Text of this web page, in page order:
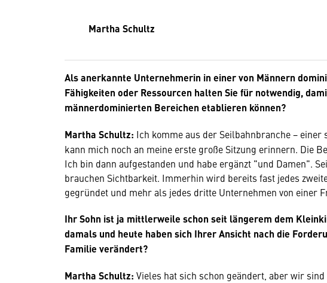
Martha Schultz
Als anerkannte Unternehmerin in einer von Männern
Fähigkeiten oder Ressourcen halten Sie für notwendig,
männerdominierten Bereichen etablieren können?
Martha Schultz: Ich komme aus der Seilbahnbranche −
kann mich noch an meine erste große Sitzung erinnern. Die
Ich bin dann aufgestanden und habe ergänzt "und Damen".
brauchen Sichtbarkeit. Immerhin wird bereits fast jedes
gegründet und mehr als jedes dritte Unternehmen von einer
Ihr Sohn ist ja mittlerweile schon seit längerem dem
damals und heute haben sich Ihrer Ansicht nach die
Familie verändert?
Martha Schultz: Vieles hat sich schon geändert, aber wir